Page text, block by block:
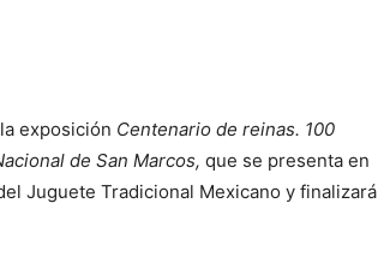
exposición Centenario de reinas. 100
de San Marcos, que se presenta en
Juguete Tradicional Mexicano y finalizará